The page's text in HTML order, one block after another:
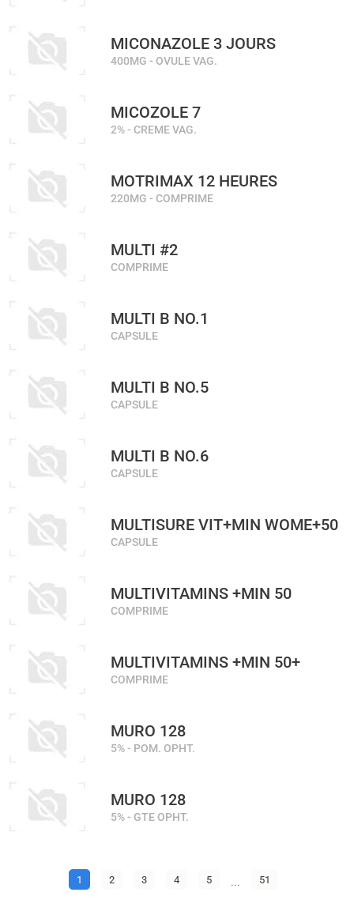
MICONAZOLE 3 JOURS
400MG - OVULE VAG.
MICOZOLE 7
2% - CREME VAG.
MOTRIMAX 12 HEURES
220MG - COMPRIME
MULTI #2
COMPRIME
MULTI B NO.1
CAPSULE
MULTI B NO.5
CAPSULE
MULTI B NO.6
CAPSULE
MULTISURE VIT+MIN WOME+50
CAPSULE
MULTIVITAMINS +MIN 50
COMPRIME
MULTIVITAMINS +MIN 50+
COMPRIME
MURO 128
5% - POM. OPHT.
MURO 128
5% - GTE OPHT.
1 2 3 4 5 ... 51